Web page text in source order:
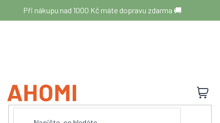
obsah
Při nákupu nad 1000 Kč máte dopravu zdarma 🚚